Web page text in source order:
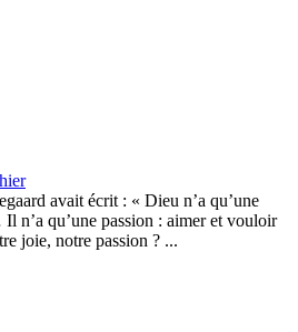
avait écrit : « Dieu n’a qu’une
n’a qu’une passion : aimer et vouloir
joie, notre passion ? ...